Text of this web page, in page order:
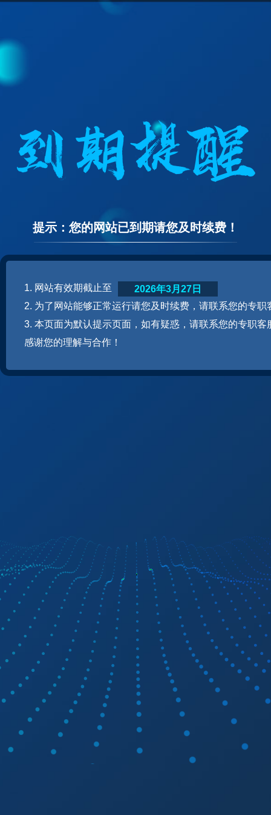
提示：您的网站已到期请您及时续费！
1. 网站有效期截止至
2. 为了网站能够正常运行请您及时续费，请联系您的专职
3. 本页面为默认提示页面，如有疑惑，请联系您的专职客
感谢您的理解与合作！
2026年3月27日